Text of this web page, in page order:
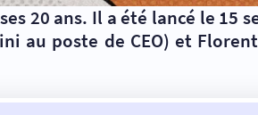
20 ans. Il a été lancé le 15
au poste de CEO) et